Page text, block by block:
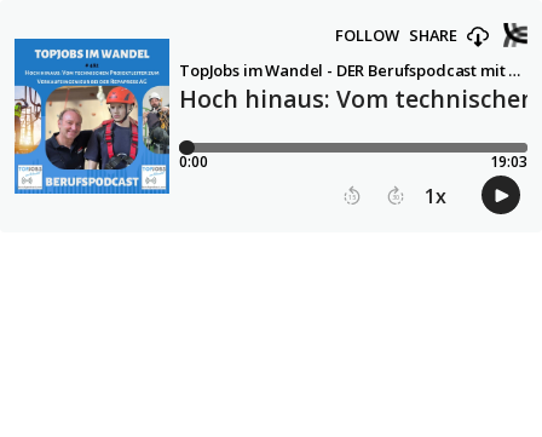
Hoch hinaus: Vom
TopJobs im Wandel - DER Berufspodcast mit Christoph Stelzhammer
FOLLOW SHARE
0:00 19:03
15 30 1x